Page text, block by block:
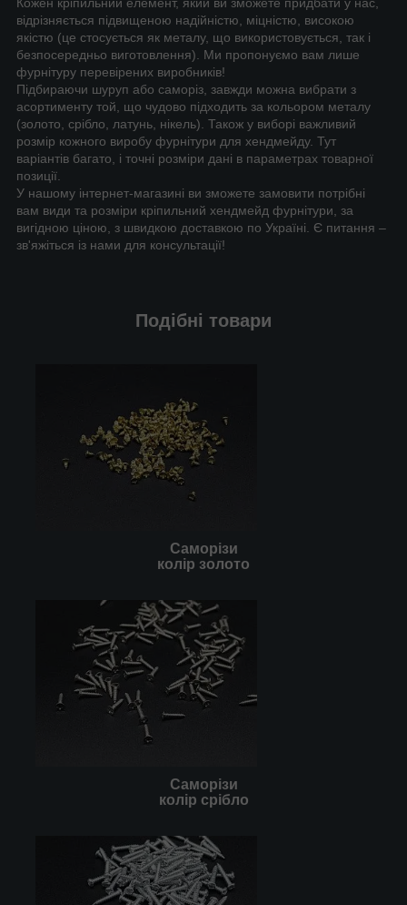
відрізняється підвищеною надійністю, міцністю, високою
якістю (це стосується як металу, що використовується, так і
безпосередньо виготовлення). Ми пропонуємо вам лише
фурнітуру перевірених виробників!
Підбираючи шуруп або саморіз, завжди можна вибрати з
асортименту той, що чудово підходить за кольором металу
(золото, срібло, латунь, нікель). Також у виборі важливий
розмір кожного виробу фурнітури для хендмейду. Тут
варіантів багато, і точні розміри дані в параметрах товарної
позиції.
У нашому інтернет-магазині ви зможете замовити потрібні
вам види та розміри кріпильний хендмейд фурнітури, за
вигідною ціною, з швидкою доставкою по Україні. Є питання –
зв'яжіться із нами для консультації!
Подібні товари
Саморізи
колір золото
Саморізи
колір срібло